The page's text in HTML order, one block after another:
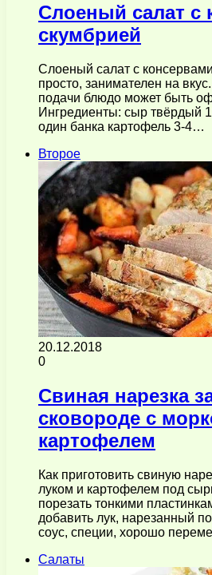
Слоеный салат с
скумбрией
Слоеный салат с
просто, занимателен на
подачи блюдо может быть
Ингредиенты: сыр твёрдый
один банка картофель 3-4…
Второе
20.12.2018
0
Cвиная нарезка
сковороде с
картофелем
Как приготовить свиную
луком и картофелем под
порезать тонкими
добавить лук, нарезанный
соус, специи, хорошо
Салаты